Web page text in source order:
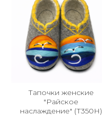
Тапочки женские
"Райское
наслаждение" (Т350Н)